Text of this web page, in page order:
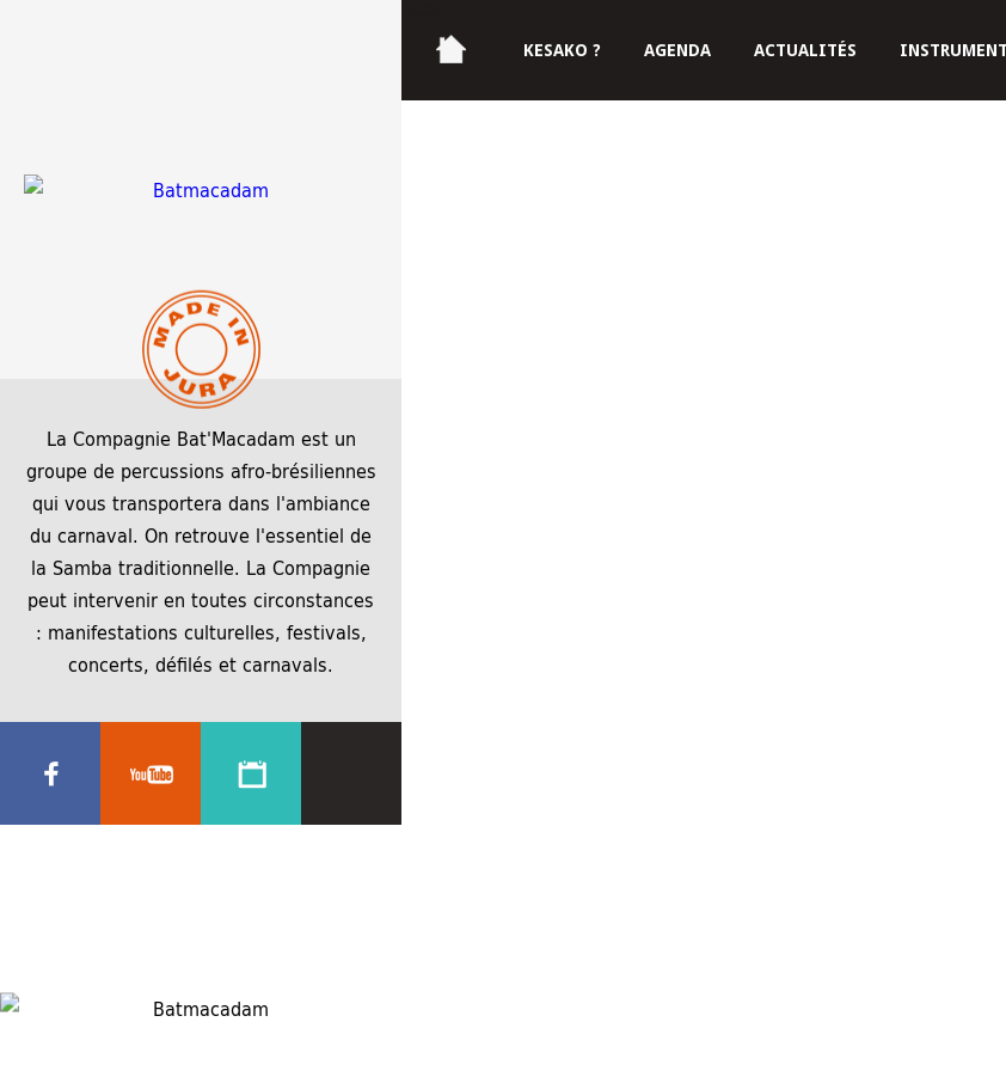
La Compagnie Bat'Macadam est un
groupe de percussions afro-brésiliennes
qui vous transportera dans l'ambiance
du carnaval. On retrouve l'essentiel de
la Samba traditionnelle. La Compagnie
peut intervenir en toutes circonstances
: manifestations culturelles, festivals,
concerts, défilés et carnavals.
KESAKO ? AGENDA ACTUALITÉS